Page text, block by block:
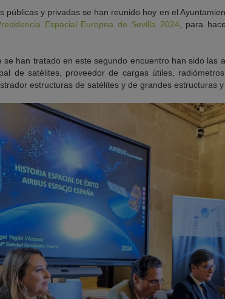
públicas y privadas se han reunido hoy en el
Espacial Europea de Sevilla 2024, para
se han tratado en este segundo encuentro han sido las
de satélites, proveedor de cargas útiles,
estructuras de satélites y de grandes estructuras